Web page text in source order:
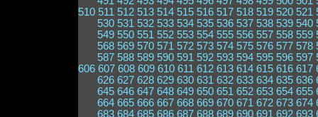
510 511 512 513 514 515 516 517 518 519 520 521
530 531 532 533 534 535 536 537 538 539 540
549 550 551 552 553 554 555 556 557 558 559
568 569 570 571 572 573 574 575 576 577 578
587 588 589 590 591 592 593 594 595 596 597
606 607 608 609 610 611 612 613 614 615 616 617
626 627 628 629 630 631 632 633 634 635 636
645 646 647 648 649 650 651 652 653 654 655
664 665 666 667 668 669 670 671 672 673 674
683 684 685 686 687 688 689 690 691 692 693